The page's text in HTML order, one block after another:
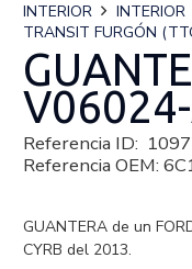
INTERIOR INTERIOR
TRANSIT FURGÓN
Referencia ID:
Referencia OEM:
GUANTERA de un
CYRB del 2013.